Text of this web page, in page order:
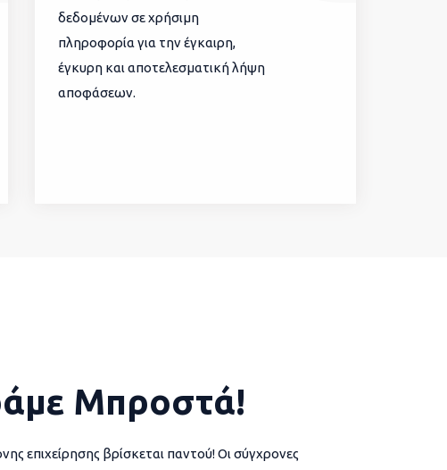
δεδομένων σε χρήσιμη
πληροφορία για την έγκαιρη,
έγκυρη και αποτελεσματική λήψη
αποφάσεων.
Μπροστά!
επιχείρησης βρίσκεται παντού! Οι σύγχρονες